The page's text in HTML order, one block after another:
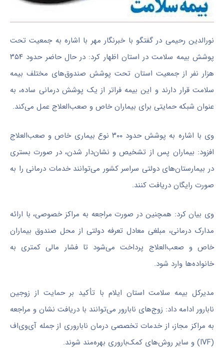
نورالدین رحیمی در گفتگو با خبرنگار مهر با اشاره به جمعیت تحت
پوشش بیمه سلامت در استان اظهار کرد: در حال حاضر حدود ۳۵۴
هزار نفر از جمعیت استان تحت پوشش صندوق‌های مختلف بیمه
سلامت قرار دارند و این بیمه فراتر از یک پوشش درمانی ساده، به
عنوان شبکه حمایتی برای بیماران خاص و صعب‌العلاج عمل می‌کند.
وی با اشاره به پوشش حدود ۳۰۰ نوع بیماری خاص و صعب‌العلاج
افزود: بیماران پس از تشخیص و نشان‌دار شدن، در صورت بستری
در بیمارستان‌های دولتی سراسر کشور می‌توانند خدمات درمانی را به
صورت رایگان دریافت کنند.
وی بیان کرد: همچنین در صورت مراجعه به مراکز خصوصی، با ارائه
مدارک درمانی، مبلغی معادل تعرفه دولتی از محل صندوق بیماران
خاص و صعب‌العلاج پرداخت می‌شود تا فشار مالی کمتری به
خانواده‌ها وارد شود.
مدیرکل بیمه سلامت استان ایلام با تأکید بر حمایت از زوجین
نابارور ادامه داد: زوج‌های نابارور می‌توانند با دریافت نشان و مراجعه
به مراکز مجاز، از خدمات تخصصی درمان ناباروری از جمله آی‌وی‌اف
(IVF) و سایر روش‌های کمک‌باروری بهره‌مند شوند.